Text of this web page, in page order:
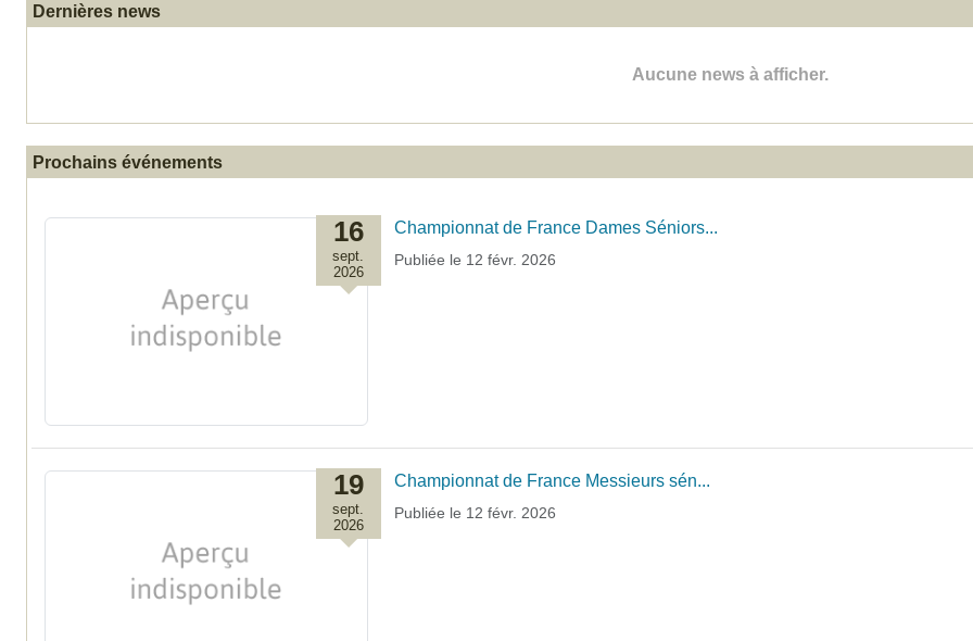
Dernières news
Aucune news à afficher.
Prochains événements
16
sept.
2026
Championnat de France Dames Séniors...
Publiée le 12 févr. 2026
19
sept.
2026
Championnat de France Messieurs sén...
Publiée le 12 févr. 2026